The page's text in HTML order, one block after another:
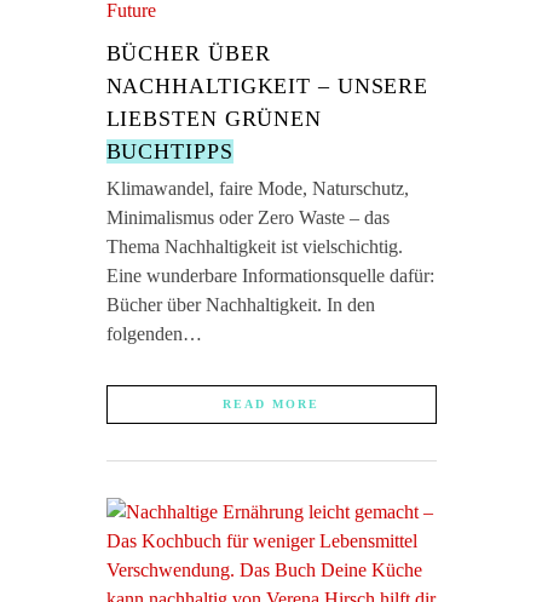
BÜCHER ÜBER
NACHHALTIGKEIT – UNSERE
LIEBSTEN GRÜNEN
BUCHTIPPS
Klimawandel, faire Mode, Naturschutz,
Minimalismus oder Zero Waste – das
Thema Nachhaltigkeit ist vielschichtig.
Eine wunderbare Informationsquelle dafür:
Bücher über Nachhaltigkeit. In den
folgenden…
READ MORE